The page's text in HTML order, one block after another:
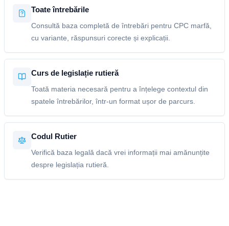
Toate întrebările
Consultă baza completă de întrebări pentru CPC marfă,
cu variante, răspunsuri corecte și explicații.
Curs de legislație rutieră
Toată materia necesară pentru a înțelege contextul din
spatele întrebărilor, într-un format ușor de parcurs.
Codul Rutier
Verifică baza legală dacă vrei informații mai amănunțite
despre legislația rutieră.